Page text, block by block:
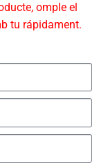
omple el
tu rápidament.